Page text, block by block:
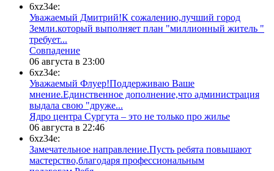
6xz34e:
Уважаемый Дмитрий!К сожалению,лучший город
Земли.который выполняет план "миллионный житель "
требует...
​Совпадение
06 августа в 23:00
6xz34e:
Уважаемый Флуер!Поддерживаю Ваше
мнение.Единственное дополнение,что администрация
выдала свою "друже...
​Ядро центра Сургута ‒ это не только про жилье
06 августа в 22:46
6xz34e:
Замечательное направление.Пусть ребята повышают
мастерство,благодаря профессиональным